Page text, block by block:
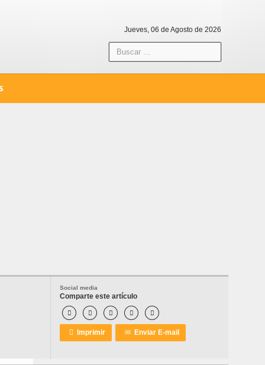
Jueves, 06 de Agosto de 2026
Social media
Comparte este artículo
    
 Imprimir ✉ Enviar E-mail